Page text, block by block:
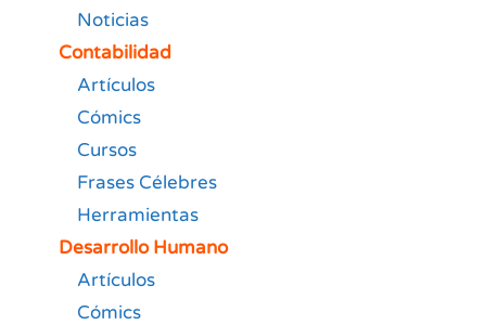
Noticias
Contabilidad
Artículos
Cómics
Cursos
Frases Célebres
Herramientas
Desarrollo Humano
Artículos
Cómics